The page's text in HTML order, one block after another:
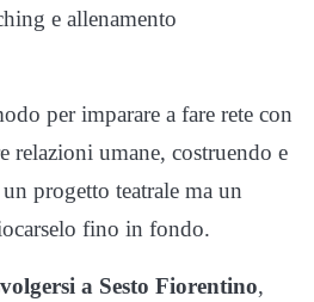
e allenamento
per imparare a fare rete con
relazioni umane, costruendo e
progetto teatrale ma un
fino in fondo.
a Sesto Fiorentino,